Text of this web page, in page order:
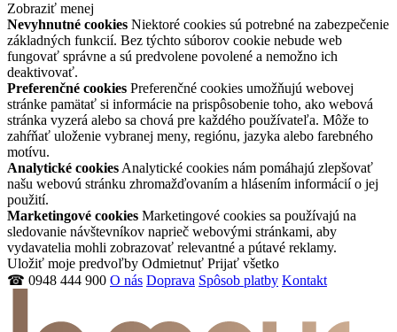
Zobraziť menej
Nevyhnutné cookies Niektoré cookies sú potrebné na zabezpečenie
základných funkcií. Bez týchto súborov cookie nebude web
fungovať správne a sú predvolene povolené a nemožno ich
deaktivovať.
Preferenčné cookies Preferenčné cookies umožňujú webovej
stránke pamätať si informácie na prispôsobenie toho, ako webová
stránka vyzerá alebo sa chová pre každého používateľa. Môže to
zahŕňať uloženie vybranej meny, regiónu, jazyka alebo farebného
motívu.
Analytické cookies Analytické cookies nám pomáhajú zlepšovať
našu webovú stránku zhromažďovaním a hlásením informácií o jej
použití.
Marketingové cookies Marketingové cookies sa používajú na
sledovanie návštevníkov naprieč webovými stránkami, aby
vydavatelia mohli zobrazovať relevantné a pútavé reklamy.
Uložiť moje predvoľby Odmietnuť Prijať všetko
☎ 0948 444 900 O nás Doprava Spôsob platby Kontakt